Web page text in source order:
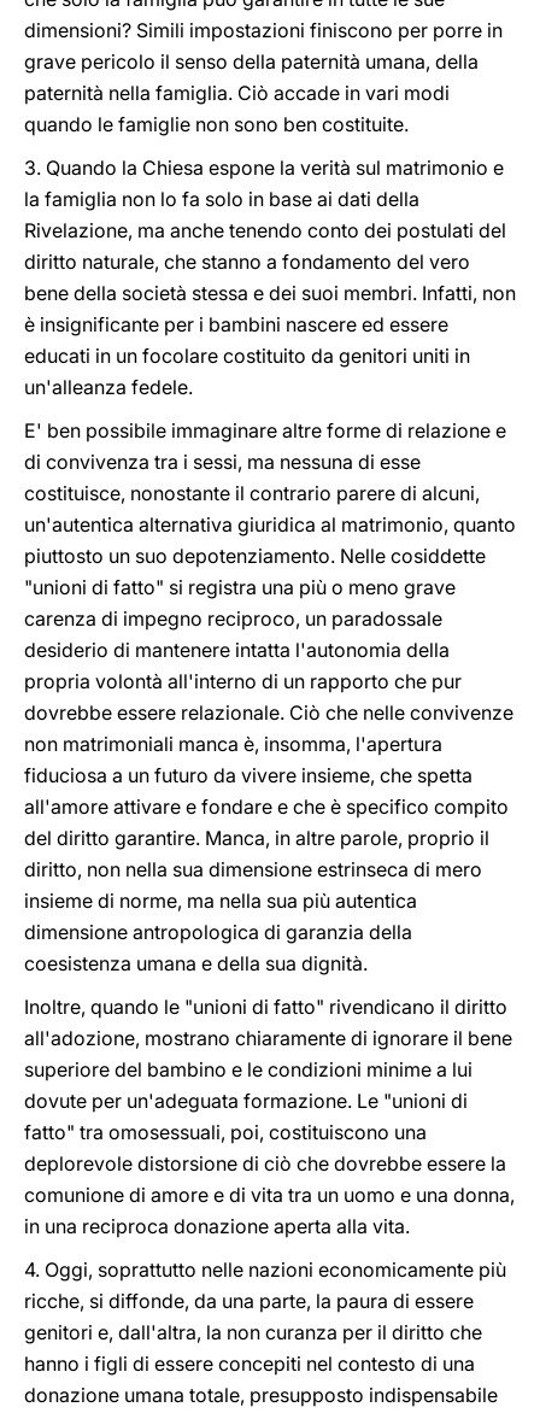
dimensioni? Simili impostazioni finiscono per porre in
grave pericolo il senso della paternità umana, della
paternità nella famiglia. Ciò accade in vari modi
quando le famiglie non sono ben costituite.
3. Quando la Chiesa espone la verità sul matrimonio e
la famiglia non lo fa solo in base ai dati della
Rivelazione, ma anche tenendo conto dei postulati del
diritto naturale, che stanno a fondamento del vero
bene della società stessa e dei suoi membri. Infatti, non
è insignificante per i bambini nascere ed essere
educati in un focolare costituito da genitori uniti in
un'alleanza fedele.
E' ben possibile immaginare altre forme di relazione e
di convivenza tra i sessi, ma nessuna di esse
costituisce, nonostante il contrario parere di alcuni,
un'autentica alternativa giuridica al matrimonio, quanto
piuttosto un suo depotenziamento. Nelle cosiddette
"unioni di fatto" si registra una più o meno grave
carenza di impegno reciproco, un paradossale
desiderio di mantenere intatta l'autonomia della
propria volontà all'interno di un rapporto che pur
dovrebbe essere relazionale. Ciò che nelle convivenze
non matrimoniali manca è, insomma, l'apertura
fiduciosa a un futuro da vivere insieme, che spetta
all'amore attivare e fondare e che è specifico compito
del diritto garantire. Manca, in altre parole, proprio il
diritto, non nella sua dimensione estrinseca di mero
insieme di norme, ma nella sua più autentica
dimensione antropologica di garanzia della
coesistenza umana e della sua dignità.
Inoltre, quando le "unioni di fatto" rivendicano il diritto
all'adozione, mostrano chiaramente di ignorare il bene
superiore del bambino e le condizioni minime a lui
dovute per un'adeguata formazione. Le "unioni di
fatto" tra omosessuali, poi, costituiscono una
deplorevole distorsione di ciò che dovrebbe essere la
comunione di amore e di vita tra un uomo e una donna,
in una reciproca donazione aperta alla vita.
4. Oggi, soprattutto nelle nazioni economicamente più
ricche, si diffonde, da una parte, la paura di essere
genitori e, dall'altra, la non curanza per il diritto che
hanno i figli di essere concepiti nel contesto di una
donazione umana totale, presupposto indispensabile